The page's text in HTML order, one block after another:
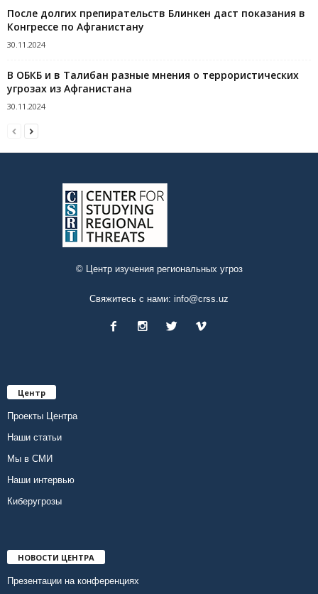
После долгих препирательств Блинкен даст показания в
Конгрессе по Афганистану
30.11.2024
В ОБКБ и в Талибан разные мнения о террористических
угрозах из Афганистана
30.11.2024
© Центр изучения региональных угроз
Свяжитесь с нами: info@crss.uz
Центр
Проекты Центра
Наши статьи
Мы в СМИ
Наши интервью
Киберугрозы
НОВОСТИ ЦЕНТРА
Презентации на конференциях